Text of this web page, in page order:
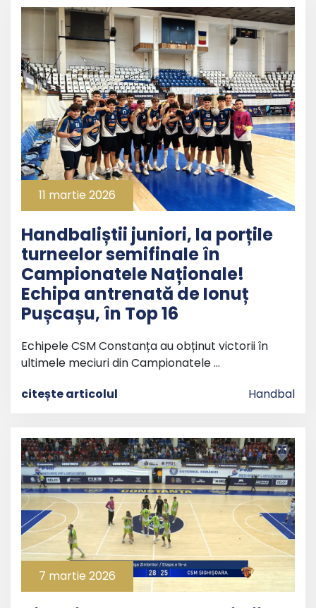
11 martie 2026
Handbaliștii juniori, la porțile
turneelor semifinale în
Campionatele Naționale!
Echipa antrenată de Ionuț
Pușcașu, în Top 16
Echipele CSM Constanța au obținut victorii în
ultimele meciuri din Campionatele …
citește articolul
Handbal
7 martie 2026